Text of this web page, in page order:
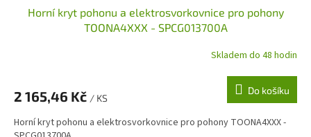
Horní kryt pohonu a elektrosvorkovnice pro pohony
TOONA4XXX - SPCG013700A
Skladem do 48 hodin
2 165,46 Kč / KS
Do košíku
Horní kryt pohonu a elektrosvorkovnice pro pohony TOONA4XXX -